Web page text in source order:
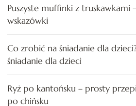
Puszyste muffinki z truskawkami
wskazówki
Co zrobić na śniadanie dla
śniadanie dla dzieci
Ryż po kantońsku – prosty
po chińsku